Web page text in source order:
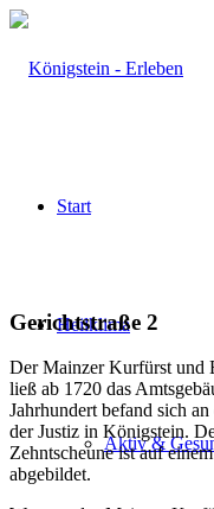
Start
Heilklima
Aktiv &
Gerichtstraße 2
Der Mainzer Kurfürst und
ließ ab 1720 das
Jahrhundert befand sich
der Justiz in Königstein.
Zehntscheune ist auf
abgebildet.